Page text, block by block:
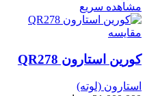
مشاهده سریع
مقایسه
کورین استارون QR278
استارون (لوته)